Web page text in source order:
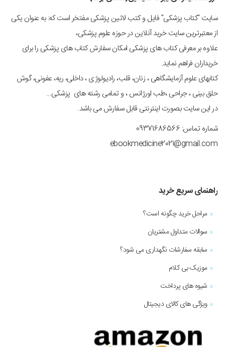
سایت "کتاب پزشکی" فایل و کتب لاتین پزشکی مفتخر است که: به عنوان یکی
از معتبرترین سایت خرید آنلاین در حوزه علوم پزشکی،
علاوه بر معرفی کتاب های پزشکی امکان سفارش کتاب های پزشکی را برای
خریداران فراهم نماید.
کتابهای علوم آزمایشگاهی ، زنان، قلب، رادیولوژی ، داخلی، ریه، عفونی، گوش
حلق بینی ، جراحی ،طب اورژانس ، و تمامی رشته های پزشکی...
در این سایت بصورت اینترنتی قابل سفارش می باشد.
شماره تماس: 09371686566
ebookmedicine2021@gmail.com
راهنمای سریع خرید
مراحل خرید چگونه است؟
سوالات متداول مشتریان
سابقه سفارشات نگهداری می شود؟
موزیک بی کلام
شیوه های پرداخت
ویژگی های کالای دیجیتال